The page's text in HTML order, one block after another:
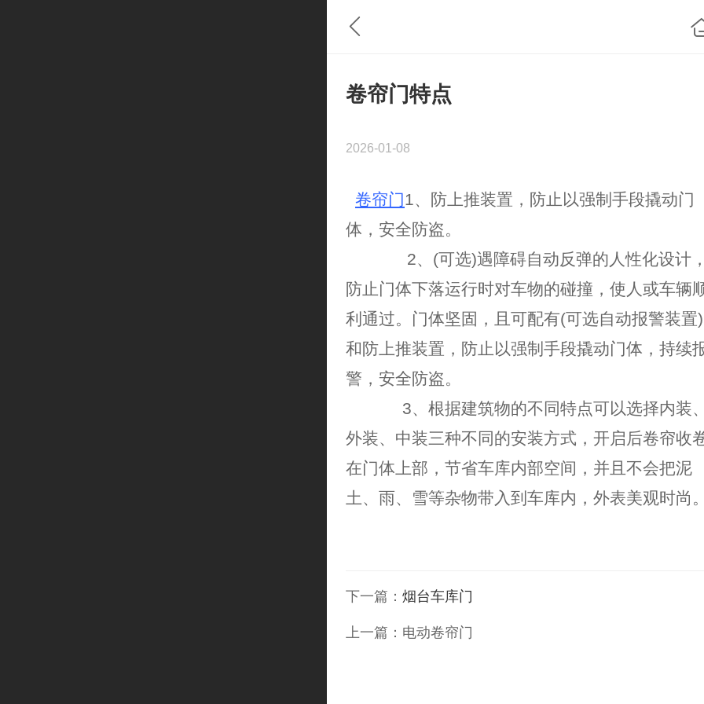
卷帘门特点
2026-01-08
卷帘门1、防上推装置，防止以强制手段撬动门
体，安全防盗。
2、(可选)遇障碍自动反弹的人性化设计，
防止门体下落运行时对车物的碰撞，使人或车辆
利通过。门体坚固，且可配有(可选自动报警装置)
和防上推装置，防止以强制手段撬动门体，持续
警，安全防盗。
3、根据建筑物的不同特点可以选择内装、
外装、中装三种不同的安装方式，开启后卷帘收
在门体上部，节省车库内部空间，并且不会把泥
土、雨、雪等杂物带入到车库内，外表美观时尚。
下一篇： 烟台车库门
上一篇： 电动卷帘门